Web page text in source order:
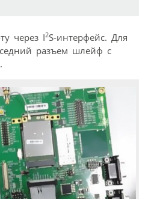
через I2S-интерфейс. Для
разъем шлейф с